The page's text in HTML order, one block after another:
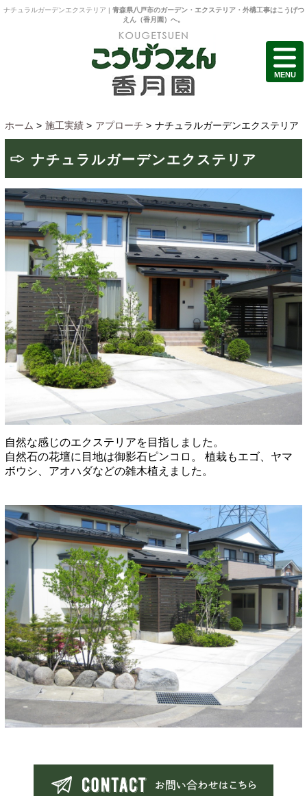
ナチュラルガーデンエクステリア | 青森県八戸市のガーデン・エクステリア・外構工事はこうげつ
えん（香月園）へ。
ホーム > 施工実績 > アプローチ > ナチュラルガーデンエクステリア
ナチュラルガーデンエクステリア
自然な感じのエクステリアを目指しました。
自然石の花壇に目地は御影石ピンコロ。
植栽もエゴ、ヤマ
ボウシ、アオハダなどの雑木植えました。
MENU